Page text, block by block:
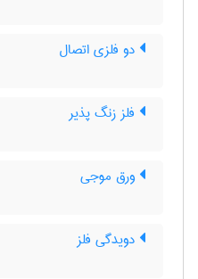
دو فلزی اتصال
فلز زنگ پذیر
ورق موجی
دویدگی فلز